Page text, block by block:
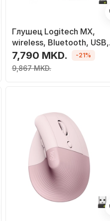
Глушец Logitech MX,
wireless, Bluetooth, USB,
сива
7,790 MKD.
9,867 MKD.
-21%